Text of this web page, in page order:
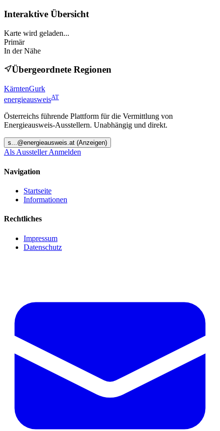
Interaktive Übersicht
Karte wird geladen...
Primär
In der Nähe
Übergeordnete Regionen
KärntenGurk
energieausweisAT
Österreichs führende Plattform für die Vermittlung von
Energieausweis-Ausstellern. Unabhängig und direkt.
s...@energieausweis.at (Anzeigen)
Als Aussteller Anmelden
Navigation
Startseite
Informationen
Rechtliches
Impressum
Datenschutz